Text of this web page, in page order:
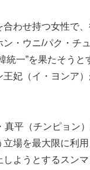
わせ持つ女性で
・ウニ/パク・チ
統一”を果たそう
妃（イ・ヨンア
真平（チンピョン
立場を最大限に利
しようとするスン